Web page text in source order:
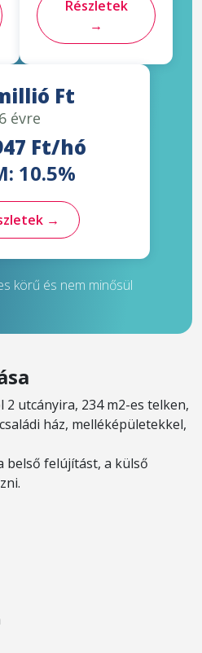
Részletek
→
Ft
6 évre
Ft/hó
10.5%
→
körű és nem minősül
utcányira, 234 m2-es telken,
ház, melléképületekkel,
belső felújítást, a külső